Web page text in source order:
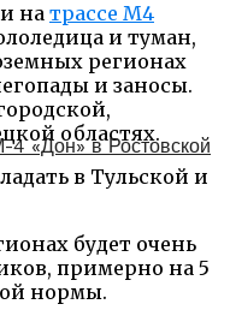
на трассе М4
и туман,
регионах
и заносы.
областях.
в Тульской и
будет очень
примерно на 5
нормы.
4 «Дон» в Ростовской